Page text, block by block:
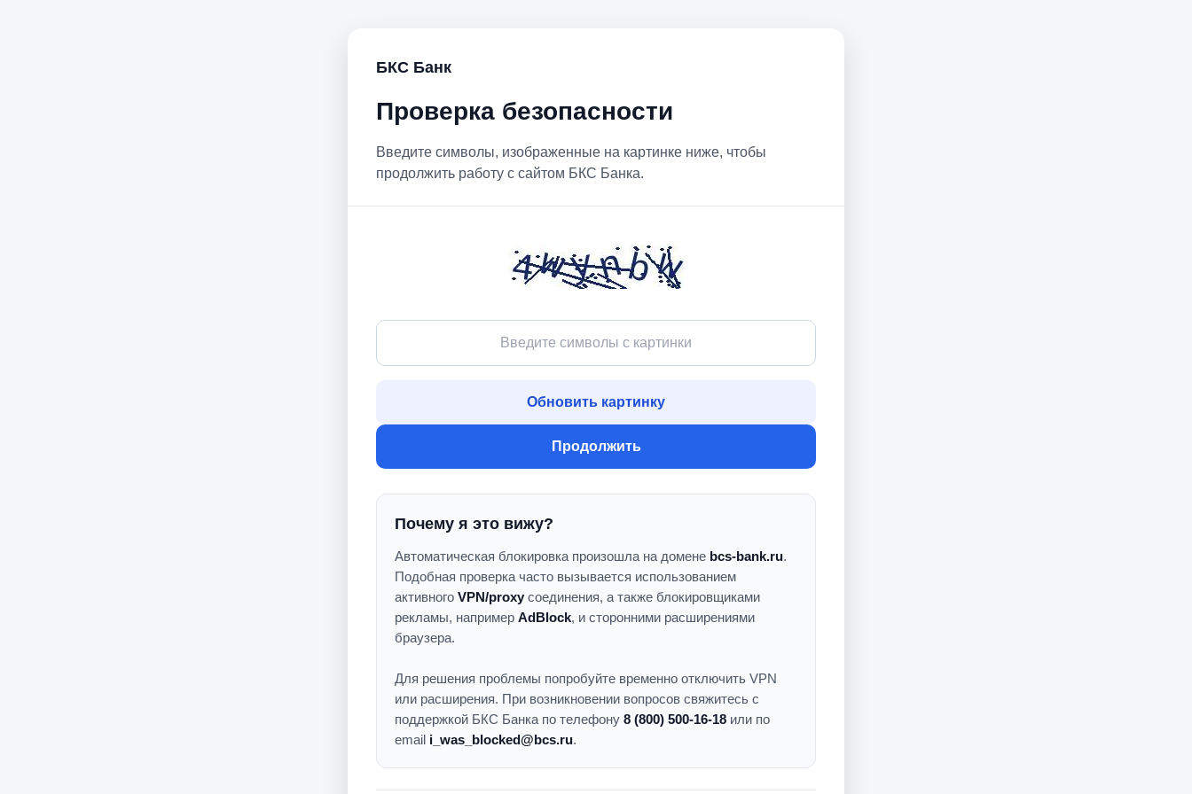
БКС Банк
Проверка безопасности
Введите символы, изображенные на картинке ниже, чтобы
продолжить работу с сайтом БКС Банка.
Обновить картинку
Продолжить
Почему я это вижу?
Автоматическая блокировка произошла на домене bcs-bank.ru.
Подобная проверка часто вызывается использованием
активного VPN/proxy соединения, а также блокировщиками
рекламы, например AdBlock, и сторонними расширениями
браузера.
Для решения проблемы попробуйте временно отключить VPN
или расширения. При возникновении вопросов свяжитесь с
поддержкой БКС Банка по телефону 8 (800) 500-16-18 или по
email i_was_blocked@bcs.ru.